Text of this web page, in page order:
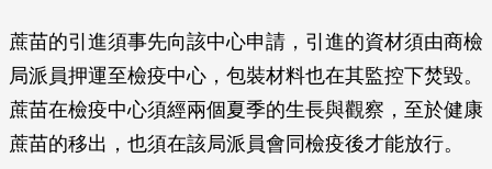
蔗苗的引進須事先向該中心申請，引進的資材須由商檢
局派員押運至檢疫中心，包裝材料也在其監控下焚毀。
蔗苗在檢疫中心須經兩個夏季的生長與觀察，至於健康
蔗苗的移出，也須在該局派員會同檢疫後才能放行。